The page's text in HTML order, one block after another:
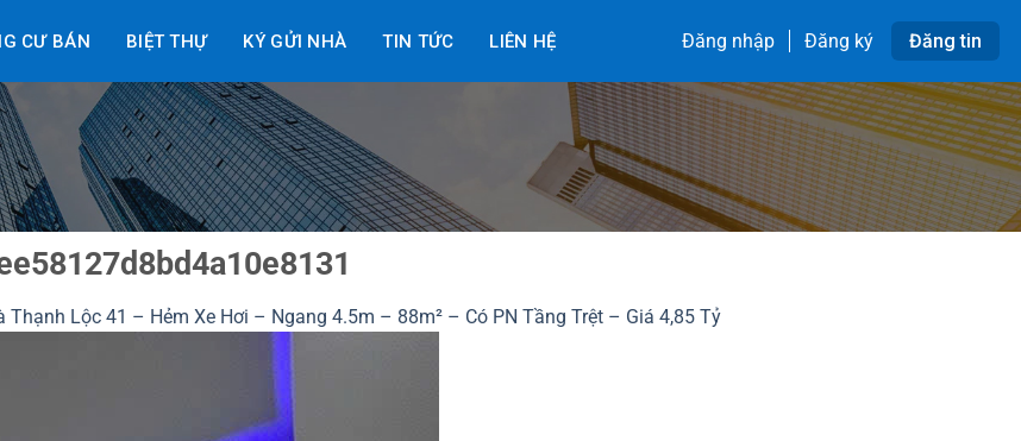
CƯ BÁN BIỆT THỰ KÝ GỬI NHÀ TIN TỨC LIÊN HỆ Đăng nhập Đăng ký Đăng tin
Thạnh Lộc 41 – Hẻm Xe Hơi – Ngang 4.5m – 88m² – Có PN Tầng Trệt – Giá 4,85 Tỷ